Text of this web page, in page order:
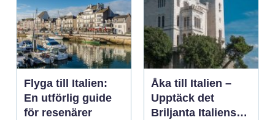
Flyga till Italien:
En utförlig guide
för resenärer
Åka till Italien –
Upptäck det
Briljanta Italienska